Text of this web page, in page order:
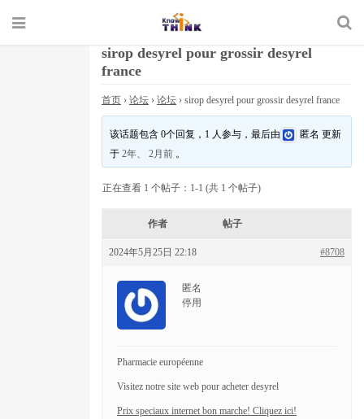
sirop desyrel pour grossir desyrel
france
首页 › 论坛 › 论坛 › sirop desyrel pour grossir desyrel france
该话题包含 0个回复，1 人参与，最后由 匿名 更新
于2年、 2月前 。
正在查看 1 个帖子：1-1 (共 1 个帖子)
作者 帖子
2024年5月25日 22:18 #8708
匿名
停用
Pharmacie européenne
Visitez notre site web pour acheter desyrel
Prix speciaux internet bon marche! Cliquez ici!